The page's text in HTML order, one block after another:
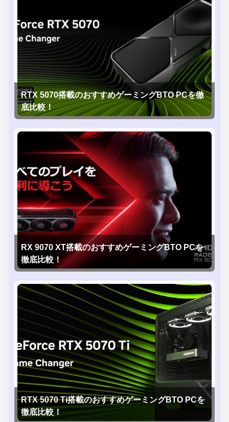
RTX 5070搭載のおすすめゲーミングBTO PCを徹
底比較！
RX 9070 XT搭載のおすすめゲーミングBTO PCを
徹底比較！
RTX 5070 Ti搭載のおすすめゲーミングBTO PCを
徹底比較！